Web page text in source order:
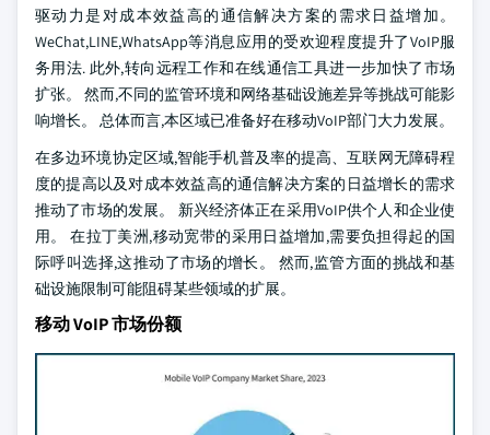
驱动力是对成本效益高的通信解决方案的需求日益增加。
WeChat,LINE,WhatsApp等消息应用的受欢迎程度提升了VoIP服
务用法. 此外,转向远程工作和在线通信工具进一步加快了市场
扩张。 然而,不同的监管环境和网络基础设施差异等挑战可能影
响增长。 总体而言,本区域已准备好在移动VoIP部门大力发展。
在多边环境协定区域,智能手机普及率的提高、互联网无障碍程
度的提高以及对成本效益高的通信解决方案的日益增长的需求
推动了市场的发展。 新兴经济体正在采用VoIP供个人和企业使
用。 在拉丁美洲,移动宽带的采用日益增加,需要负担得起的国
际呼叫选择,这推动了市场的增长。 然而,监管方面的挑战和基
础设施限制可能阻碍某些领域的扩展。
移动 VoIP 市场份额